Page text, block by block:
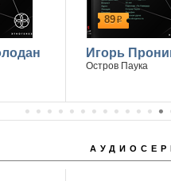
89р
Игорь
Остров Паука